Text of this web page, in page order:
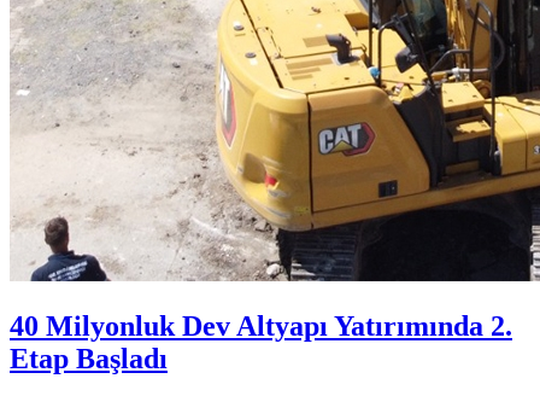
40 Milyonluk Dev Altyapı Yatırımında 2.
Etap Başladı